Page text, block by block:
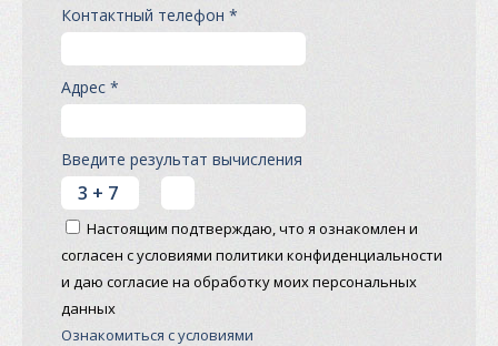
Контактный телефон *
Адрес *
Введите результат вычисления
Настоящим подтверждаю, что я ознакомлен и
согласен с условиями политики конфиденциальности
и даю согласие на обработку моих персональных
данных
Ознакомиться с условиями